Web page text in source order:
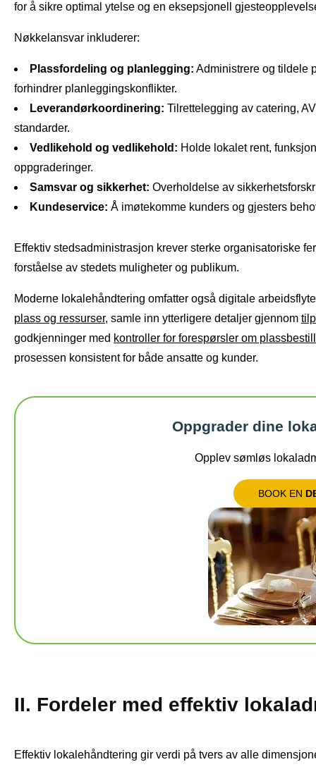
for å sikre optimal ytelse og en eksepsjonell
Nøkkelansvar inkluderer:
Plassfordeling og planlegging: Administrere og tildele
forhindrer planleggingskonflikter.
Leverandørkoordinering: Tilrettelegging av catering,
standarder.
Vedlikehold og vedlikehold: Holde lokalet rent,
oppgraderinger.
Samsvar og sikkerhet: Overholdelse av
Kundeservice: Å imøtekomme kunders og gjesters
Effektiv stedsadministrasjon krever sterke organisatoriske
forståelse av stedets muligheter og publikum.
Moderne lokalehåndtering omfatter også digitale
plass og ressurser, samle inn ytterligere detaljer gjennom
godkjenninger med kontroller for forespørsler om
prosessen konsistent for både ansatte og kunder.
Oppgrader dine
Opplev sømløs
BOOK EN
II. Fordeler med effektiv
Effektiv lokalehåndtering gir verdi på tvers av alle